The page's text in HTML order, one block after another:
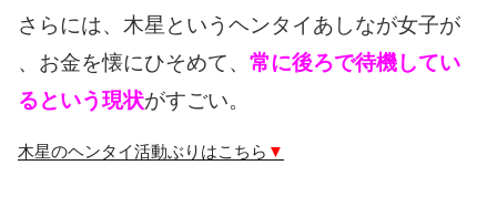
さらには、木星というヘンタイあしなが女子が
、お金を懐にひそめて、 常に後ろで待機してい
るという現状がすごい。
木星のヘンタイ活動ぶりはこちら ▼